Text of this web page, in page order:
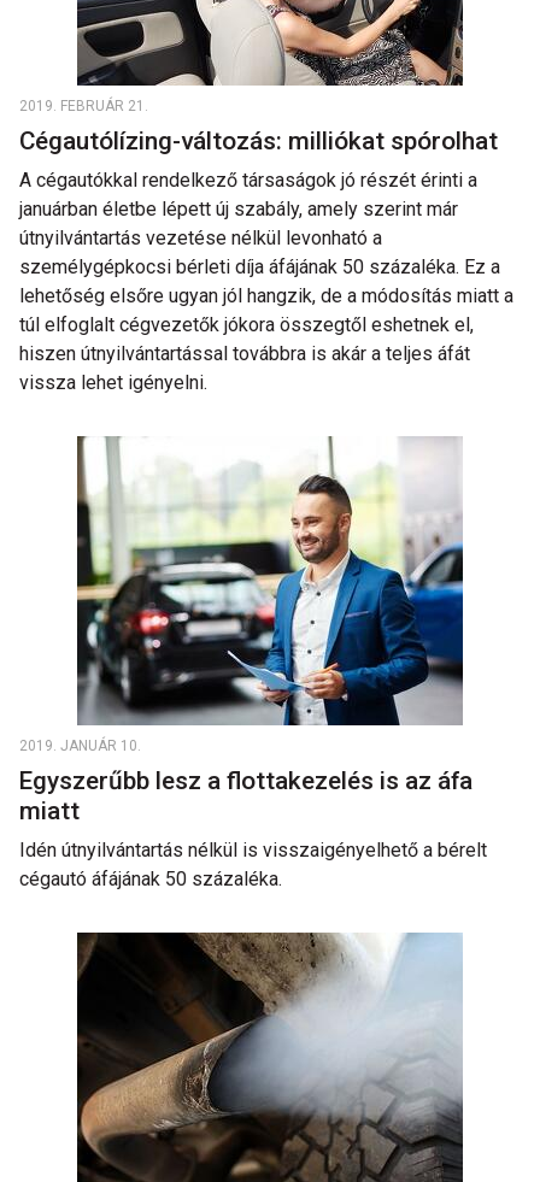
2019. FEBRUÁR 21.
Cégautólízing-változás: milliókat spórolhat
A cégautókkal rendelkező társaságok jó részét érinti a
januárban életbe lépett új szabály, amely szerint már
útnyilvántartás vezetése nélkül levonható a
személygépkocsi bérleti díja áfájának 50 százaléka. Ez a
lehetőség elsőre ugyan jól hangzik, de a módosítás miatt a
túl elfoglalt cégvezetők jókora összegtől eshetnek el,
hiszen útnyilvántartással továbbra is akár a teljes áfát
vissza lehet igényelni.
2019. JANUÁR 10.
Egyszerűbb lesz a flottakezelés is az áfa
miatt
Idén útnyilvántartás nélkül is visszaigényelhető a bérelt
cégautó áfájának 50 százaléka.